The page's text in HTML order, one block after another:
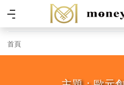
Skip to main content
功
首頁